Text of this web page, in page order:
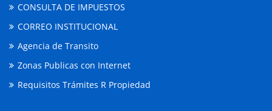
CONSULTA DE IMPUESTOS
CORREO INSTITUCIONAL
Agencia de Transito
Zonas Publicas con Internet
Requisitos Trámites R Propiedad